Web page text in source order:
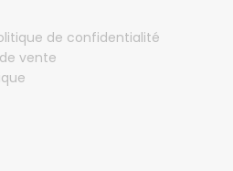
de confidentialité
vente